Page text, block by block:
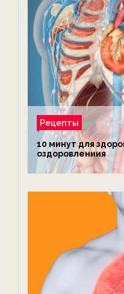
Рецепты
10 минут для
оздоровлениия